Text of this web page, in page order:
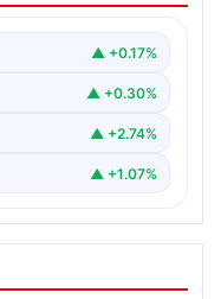
▲ +0.17%
▲ +0.30%
▲ +2.74%
▲ +1.07%